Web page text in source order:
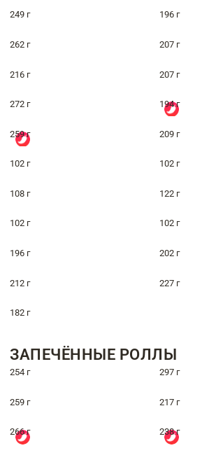
249 г 196 г
262 г 207 г
216 г 207 г
272 г 194 г
259 г 209 г
102 г 102 г
108 г 122 г
102 г 102 г
196 г 202 г
212 г 227 г
182 г
ЗАПЕЧЁННЫЕ РОЛЛЫ
254 г 297 г
259 г 217 г
266 г 238 г